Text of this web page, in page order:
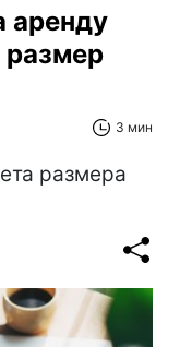
аренду
размер
3 мин
размера